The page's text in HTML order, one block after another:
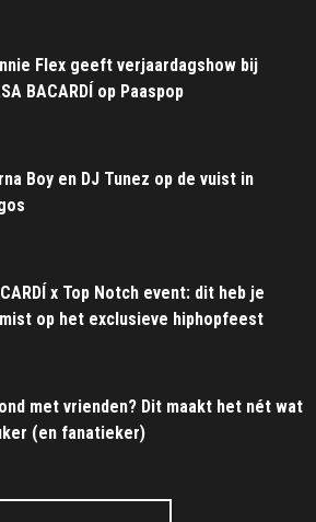
Flex geeft verjaardagshow bij
BACARDÍ op Paaspop
Boy en DJ Tunez op de vuist in
x Top Notch event: dit heb je
op het exclusieve hiphopfeest
met vrienden? Dit maakt het nét wat
(en fanatieker)